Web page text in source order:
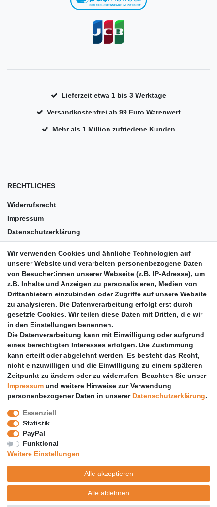
Lieferzeit etwa 1 bis 3 Werktage
Versandkostenfrei ab 99 Euro Warenwert
Mehr als 1 Million zufriedene Kunden
RECHTLICHES
Widerrufsrecht
Impressum
Datenschutzerklärung
Barrierefreiheit
Anleitungen
Vertrag widerrufen
PARTNER
DHL
GLS
PaketPLUS
SPONSORING
Malchower SV 90
Malchower Wölfe
ZERTIFIKATE
Händlerbund
Trusted Shops
Wir verwenden Cookies und ähnliche Technologien auf
unserer Website und verarbeiten personenbezogene Daten
von Besucher:innen unserer Webseite (z.B. IP-Adresse), um
z.B. Inhalte und Anzeigen zu personalisieren, Medien von
Drittanbietern einzubinden oder Zugriffe auf unsere Website
zu analysieren. Die Datenverarbeitung erfolgt erst durch
gesetzte Cookies. Wir teilen diese Daten mit Dritten, die wir
in den Einstellungen benennen.
Die Datenverarbeitung kann mit Einwilligung oder aufgrund
eines berechtigten Interesses erfolgen. Die Zustimmung
kann erteilt oder abgelehnt werden. Es besteht das Recht,
nicht einzuwilligen und die Einwilligung zu einem späteren
Zeitpunkt zu ändern oder zu widerrufen. Beachten Sie unser
Impressum und weitere Hinweise zur Verwendung
personenbezogener Daten in unserer Daten­schutz­erklärung.
Essenziell
Statistik
PayPal
Funktional
Weitere Einstellungen
Alle akzeptieren
Alle ablehnen